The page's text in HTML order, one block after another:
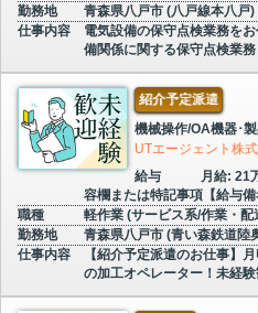
勤務地
青森県八戸市 (八戸線本八戸)
仕事内容
電気設備の保守点検業務を
備関係に関する保守点検業
紹介予定派遣
機械操作/OA機器･
UTエージェント株
給与
月給: 21
容欄または特記事項【給与
職種
軽作業 (サービス系/作業・配
勤務地
青森県八戸市 (青い森鉄道陸
仕事内容
【紹介予定派遣のお仕事】
の加工オペレーター！未経